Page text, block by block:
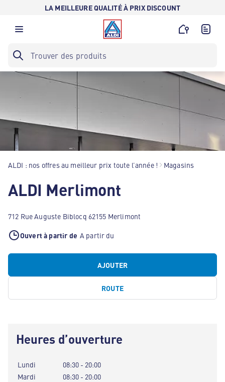
LA MEILLEURE QUALITÉ À PRIX DISCOUNT
ALDI : nos offres au meilleur prix toute l’année ! Magasins
ALDI Merlimont
712 Rue Auguste Biblocq 62155 Merlimont
Ouvert à partir de A partir du
AJOUTER
ROUTE
Heures d’ouverture
Lundi
08:30 - 20:00
Mardi
08:30 - 20:00